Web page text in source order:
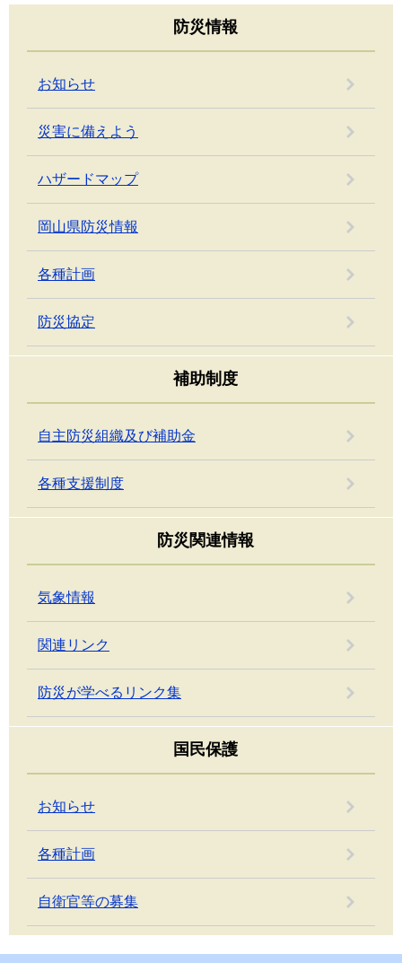
防災情報
お知らせ
災害に備えよう
ハザードマップ
岡山県防災情報
各種計画
防災協定
補助制度
自主防災組織及び補助金
各種支援制度
防災関連情報
気象情報
関連リンク
防災が学べるリンク集
国民保護
お知らせ
各種計画
自衛官等の募集